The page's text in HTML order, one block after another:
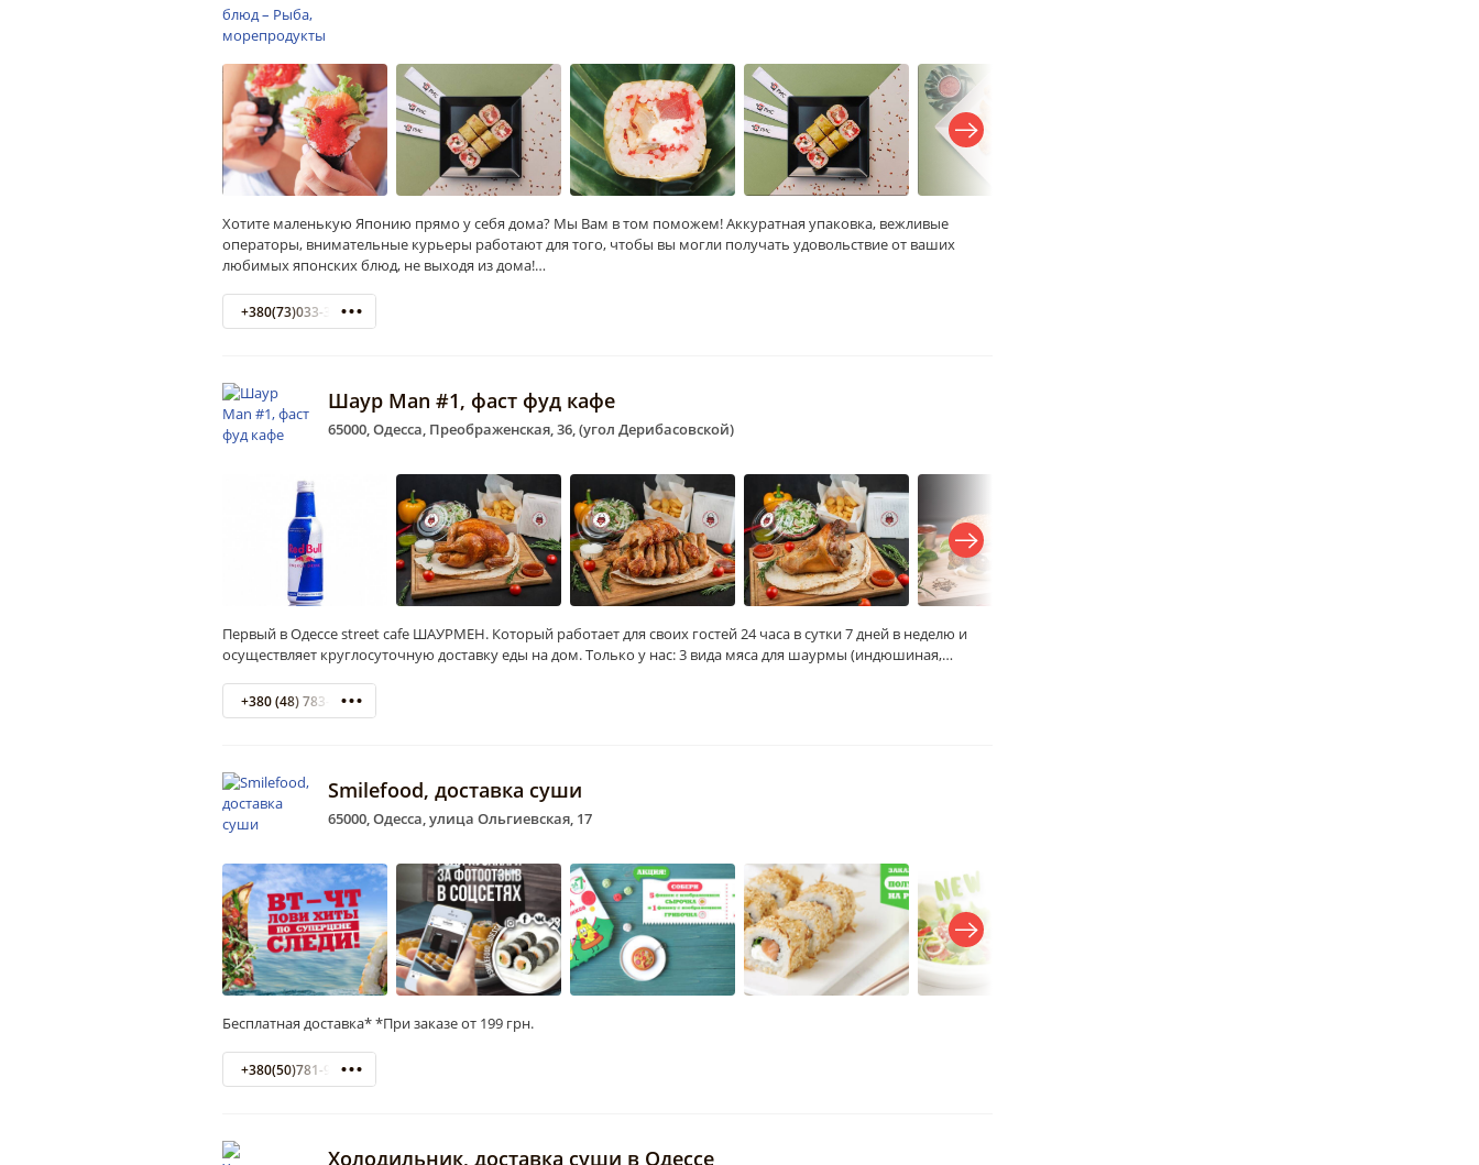
Хотите маленькую Японию прямо у себя дома? Мы Вам в том поможем! Аккуратная упаковка, вежливые
операторы, внимательные курьеры работают для того, чтобы вы могли получать удовольствие от ваших
любимых японских блюд, не выходя из дома!…
+380(73)033-35-55
Шаур Man #1, фаст фуд кафе
65000, Одесса, Преображенская, 36, (угол Дерибасовской)
Первый в Одессе street cafe ШАУРМЕН. Который работает для своих гостей 24 часа в сутки 7 дней в неделю и
осуществляет круглосуточную доставку еды на дом. Только у нас: 3 вида мяса для шаурмы (индюшиная,…
+380 (48) 783-26-25 Доставка
Smilefood, доставка суши
65000, Одесса, улица Ольгиевская, 17
Бесплатная доставка* *При заказе от 199 грн.
+380(50)781-95-55
Холодильник, доставка суши в Одессе